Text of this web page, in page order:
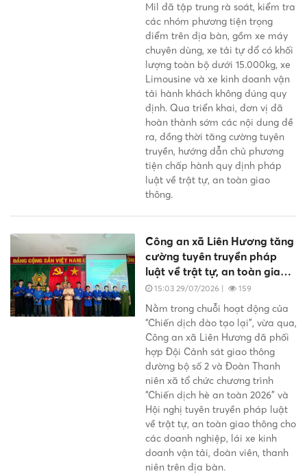
Mil đã tập trung rà soát, kiểm tra
các nhóm phương tiện trọng
điểm trên địa bàn, gồm xe máy
chuyên dùng, xe tải tự đổ có khối
lượng toàn bộ dưới 15.000kg, xe
Limousine và xe kinh doanh vận
tải hành khách không đúng quy
định. Qua triển khai, đơn vị đã
hoàn thành sớm các nội dung đề
ra, đồng thời tăng cường tuyên
truyền, hướng dẫn chủ phương
tiện chấp hành quy định pháp
luật về trật tự, an toàn giao
thông.
Công an xã Liên Hương tăng
cường tuyên truyền pháp
luật về trật tự, an toàn giao
thông
15:03 29/07/2026 | 159
Nằm trong chuỗi hoạt động của
“Chiến dịch đào tạo lại”, vừa qua,
Công an xã Liên Hương đã phối
hợp Đội Cảnh sát giao thông
đường bộ số 2 và Đoàn Thanh
niên xã tổ chức chương trình
“Chiến dịch hè an toàn 2026” và
Hội nghị tuyên truyền pháp luật
về trật tự, an toàn giao thông cho
các doanh nghiệp, lái xe kinh
doanh vận tải, đoàn viên, thanh
niên trên địa bàn.